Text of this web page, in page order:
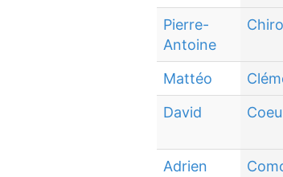
Pierre-
Antoine
Mattéo
David
Adrien